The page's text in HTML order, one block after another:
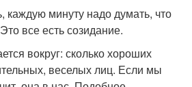
каждую минуту надо думать, что
все есть созидание.
вокруг: сколько хороших
веселых лиц. Если мы